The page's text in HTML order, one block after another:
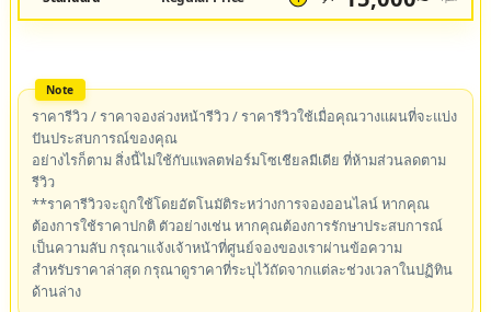
ราคารีวิว / ราคาจองล่วงหน้ารีวิว / ราคารีวิวใช้เมื่อคุณวางแผนที่จะแบ่ง
ปันประสบการณ์ของคุณ
อย่างไรก็ตาม สิ่งนี้ไม่ใช้กับแพลตฟอร์มโซเชียลมีเดีย ที่ห้ามส่วนลดตาม
รีวิว
**ราคารีวิวจะถูกใช้โดยอัตโนมัติระหว่างการจองออนไลน์ หากคุณ
ต้องการใช้ราคาปกติ ตัวอย่างเช่น หากคุณต้องการรักษาประสบการณ์
เป็นความลับ กรุณาแจ้งเจ้าหน้าที่ศูนย์จองของเราผ่านข้อความ
สำหรับราคาล่าสุด กรุณาดูราคาที่ระบุไว้ถัดจากแต่ละช่วงเวลาในปฏิทิน
ด้านล่าง